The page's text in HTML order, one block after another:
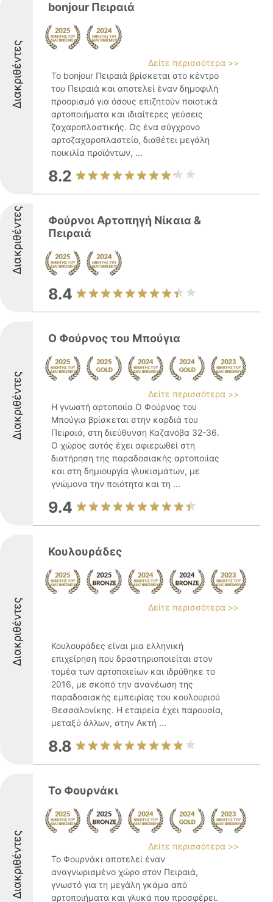
Διακριθέντες
bonjour Πειραιά
Δείτε περισσότερα >>
Το bonjour Πειραιά βρίσκεται στο κέντρο
του Πειραιά και αποτελεί έναν δημοφιλή
προορισμό για όσους επιζητούν ποιοτικά
αρτοποιήματα και ιδιαίτερες γεύσεις
ζαχαροπλαστικής. Ως ένα σύγχρονο
αρτοζαχαροπλαστείο, διαθέτει μεγάλη
ποικιλία προϊόντων, ...
8.2
Διακριθέντες
Φούρνοι Αρτοπηγή Νίκαια &
Πειραιά
8.4
Διακριθέντες
Ο Φούρνος του Μπούγια
Δείτε περισσότερα >>
Η γνωστή αρτοποιία Ο Φούρνος του
Μπούγια βρίσκεται στην καρδιά του
Πειραιά, στη διεύθυνση Καζανόβα 32-36.
Ο χώρος αυτός έχει αφιερωθεί στη
διατήρηση της παραδοσιακής αρτοποιίας
και στη δημιουργία γλυκισμάτων, με
γνώμονα την ποιότητα και τη ...
9.4
Διακριθέντες
Κουλουράδες
Δείτε περισσότερα >>
Κουλουράδες είναι μια ελληνική
επιχείρηση που δραστηριοποιείται στον
τομέα των αρτοποιείων και ιδρύθηκε το
2016, με σκοπό την ανανέωση της
παραδοσιακής εμπειρίας του κουλουριού
Θεσσαλονίκης. Η εταιρεία έχει παρουσία,
μεταξύ άλλων, στην Ακτή ...
8.8
Διακριθέντες
Το Φουρνάκι
Δείτε περισσότερα >>
Το Φουρνάκι αποτελεί έναν
αναγνωρισμένο χώρο στον Πειραιά,
γνωστό για τη μεγάλη γκάμα από
αρτοποιήματα και γλυκά που προσφέρει.